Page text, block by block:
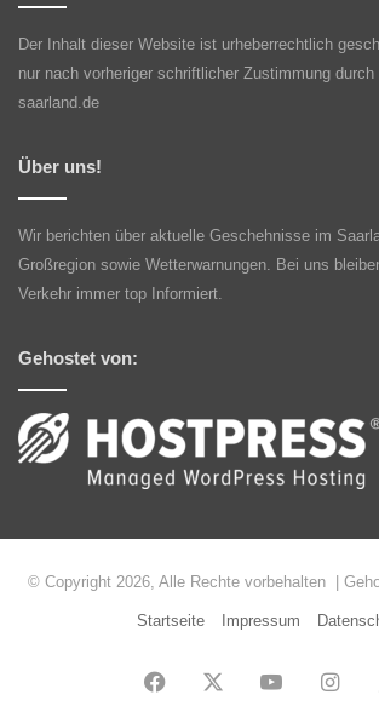
Der Inhalt dieser Website ist urheberrechtlich
nur nach vorheriger schriftlicher Zustimmung durch
saarland.de
Über uns!
Wir berichten über aktuelle Geschehnisse im
Großregion sowie Wetterwarnungen. Bei uns
Verkehr immer top Informiert.
Gehostet von:
© Copyright 2026, Alle Rechte vorbehalten |
Startseite Impressum
Facebook YouTube